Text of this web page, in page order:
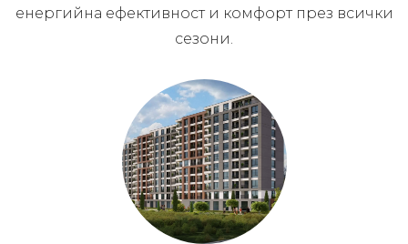
енергийна ефективност и комфорт през всички
сезони.